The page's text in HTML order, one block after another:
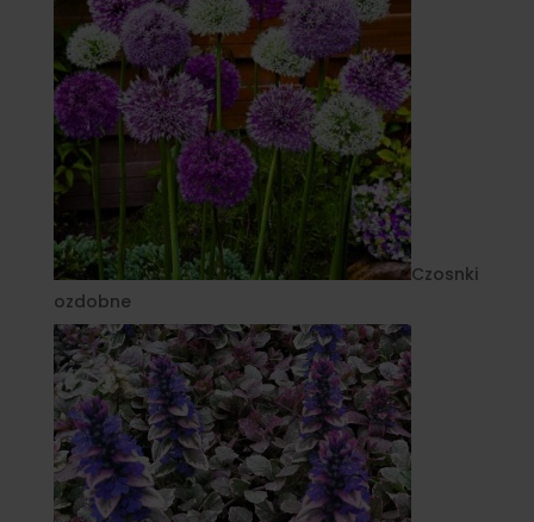
Czosnki
ozdobne